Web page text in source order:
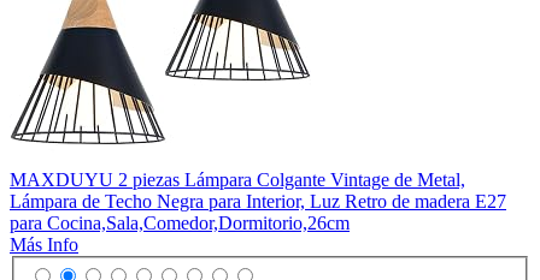
MAXDUYU 2 piezas Lámpara Colgante Vintage de Metal,
Lámpara de Techo Negra para Interior, Luz Retro de madera E27
para Cocina,Sala,Comedor,Dormitorio,26cm
Más Info